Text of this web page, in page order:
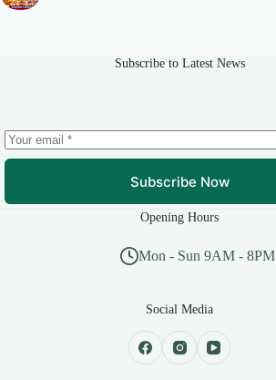
Subscribe to Latest News
Subscribe Now
Opening Hours
Mon - Sun 9AM - 8PM
Social Media